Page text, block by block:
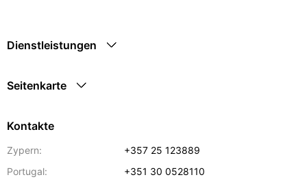
Dienstleistungen
Seitenkarte
Kontakte
Zypern:
+357 25 123889
Portugal:
+351 30 0528110